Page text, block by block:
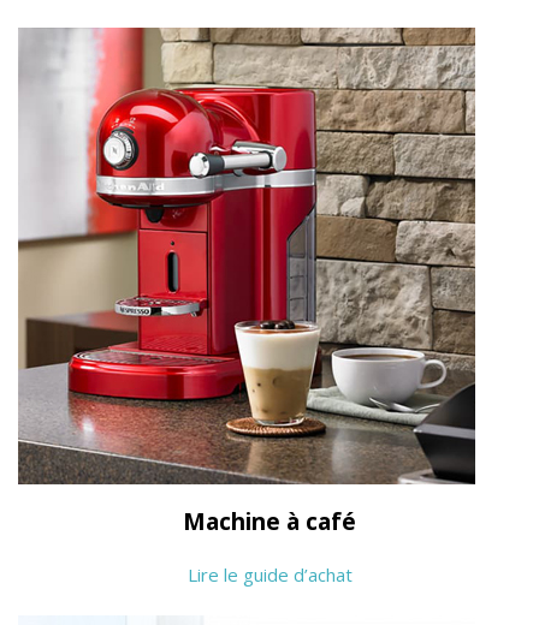
Machine à café
Lire le guide d’achat